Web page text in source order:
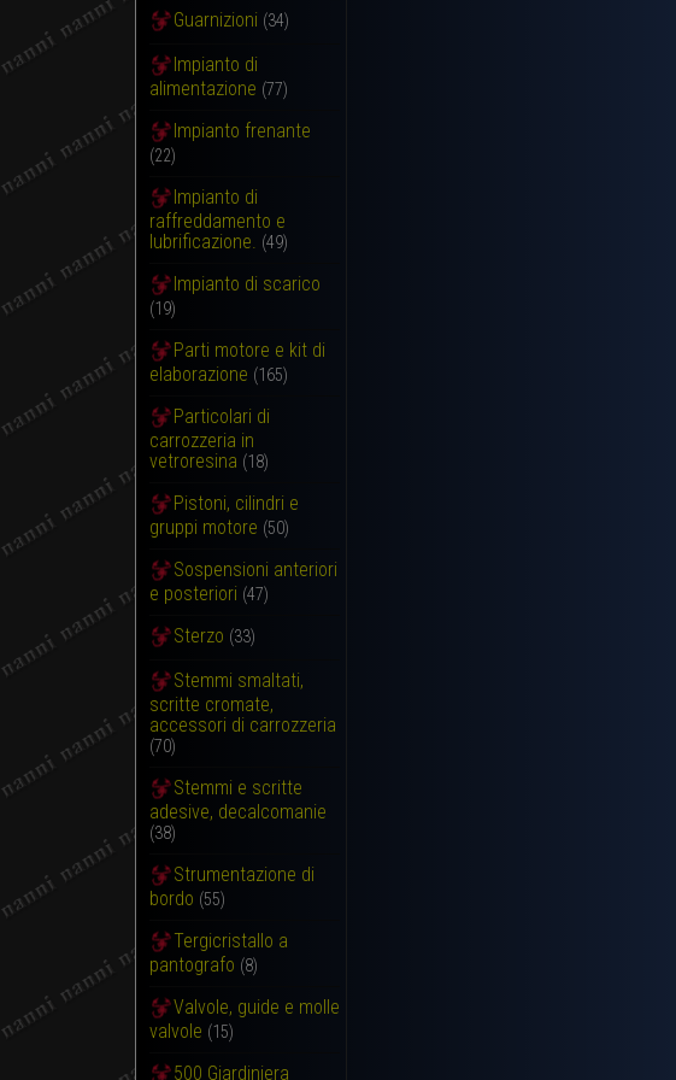
Guarnizioni (34)
Impianto di
alimentazione (77)
Impianto frenante
(22)
Impianto di
raffreddamento e
lubrificazione. (49)
Impianto di scarico
(19)
Parti motore e kit di
elaborazione (165)
Particolari di
carrozzeria in
vetroresina (18)
Pistoni, cilindri e
gruppi motore (50)
Sospensioni anteriori
e posteriori (47)
Sterzo (33)
Stemmi smaltati,
scritte cromate,
accessori di carrozzeria
(70)
Stemmi e scritte
adesive, decalcomanie
(38)
Strumentazione di
bordo (55)
Tergicristallo a
pantografo (8)
Valvole, guide e molle
valvole (15)
500 Giardiniera